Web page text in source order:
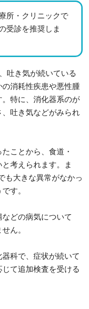
所・クリニックで
受診を推奨しま
吐き気が続いている
消耗性疾患や悪性腫
特に、消化器系のが
吐き気などがみられ
ことから、食道・
考えられます。ま
も大きな異常がなかっ
す。
どの病気について
ん。
科で、症状が続いて
て追加検査を受ける